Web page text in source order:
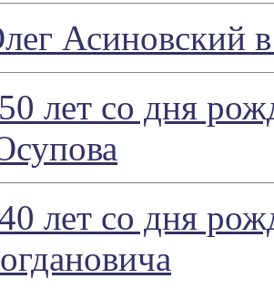
Асиновский
лет со дня
лет со дня